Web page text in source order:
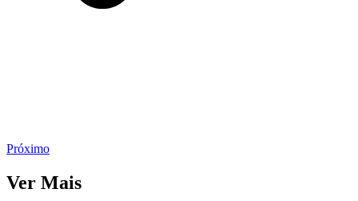
Próximo
Ver Mais